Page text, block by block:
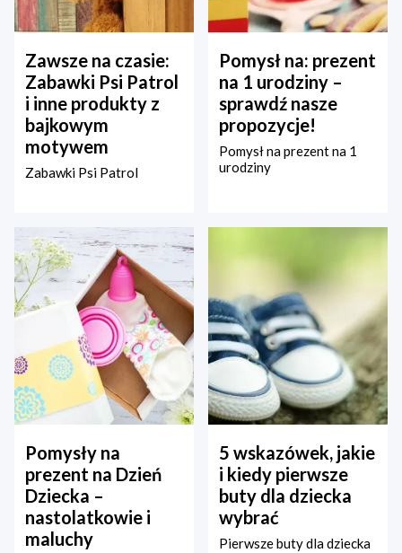
Zawsze na czasie:
Zabawki Psi Patrol
i inne produkty z
bajkowym
motywem
Zabawki Psi Patrol
Pomysł na: prezent
na 1 urodziny –
sprawdź nasze
propozycje!
Pomysł na prezent na 1
urodziny
Pomysły na
prezent na Dzień
Dziecka –
nastolatkowie i
maluchy
5 wskazówek, jakie
i kiedy pierwsze
buty dla dziecka
wybrać
Pierwsze buty dla dziecka